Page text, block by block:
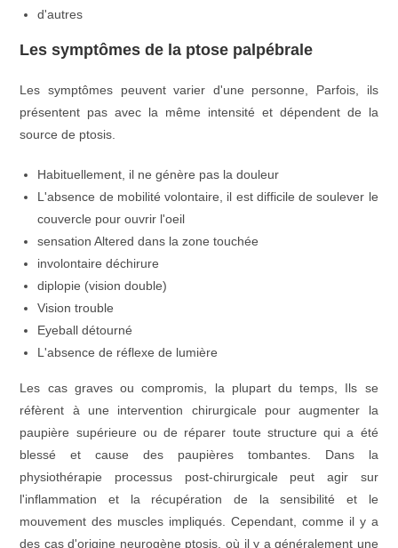
d'autres
Les symptômes de la ptose palpébrale
Les symptômes peuvent varier d'une personne, Parfois, ils
présentent pas avec la même intensité et dépendent de la
source de ptosis.
Habituellement, il ne génère pas la douleur
L'absence de mobilité volontaire, il est difficile de soulever le
couvercle pour ouvrir l'oeil
sensation Altered dans la zone touchée
involontaire déchirure
diplopie (vision double)
Vision trouble
Eyeball détourné
L'absence de réflexe de lumière
Les cas graves ou compromis, la plupart du temps, Ils se
réfèrent à une intervention chirurgicale pour augmenter la
paupière supérieure ou de réparer toute structure qui a été
blessé et cause des paupières tombantes. Dans la
physiothérapie processus post-chirurgicale peut agir sur
l'inflammation et la récupération de la sensibilité et le
mouvement des muscles impliqués. Cependant, comme il y a
des cas d'origine neurogène ptosis, où il y a généralement une